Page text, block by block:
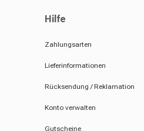
Hilfe
Zahlungsarten
Lieferinformationen
Rücksendung / Reklamation
Konto verwalten
Gutscheine